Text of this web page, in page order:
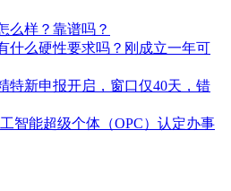
么样？靠谱吗？
什么硬性要求吗？刚成立一年可
特新申报开启，窗口仅40天，错
工智能超级个体（OPC）认定办事